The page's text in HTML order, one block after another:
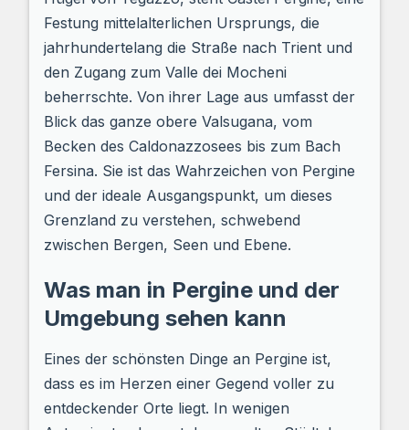
Festung mittelalterlichen Ursprungs, die
jahrhundertelang die Straße nach Trient und
den Zugang zum Valle dei Mocheni
beherrschte. Von ihrer Lage aus umfasst der
Blick das ganze obere Valsugana, vom
Becken des Caldonazzosees bis zum Bach
Fersina. Sie ist das Wahrzeichen von Pergine
und der ideale Ausgangspunkt, um dieses
Grenzland zu verstehen, schwebend
zwischen Bergen, Seen und Ebene.
Was man in Pergine und der
Umgebung sehen kann
Eines der schönsten Dinge an Pergine ist,
dass es im Herzen einer Gegend voller zu
entdeckender Orte liegt. In wenigen